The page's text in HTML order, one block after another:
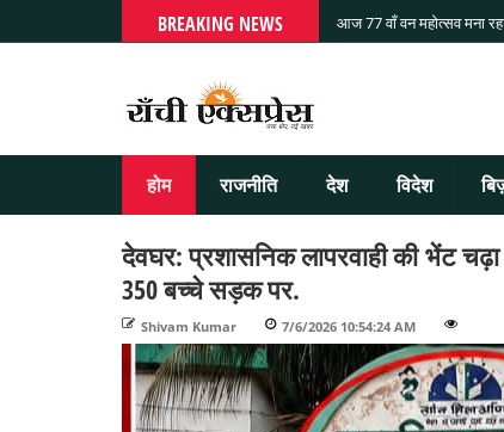
BREAKING NEWS आज 77 वाँ वन महोत्सव मना
होम राजनीति देश विदेश
देवघर: प्रशासनिक लापरवाही की भेंट
350 बच्चे सड़क पर.
Shivam Kumar 7/6/2026 10:54:24 AM